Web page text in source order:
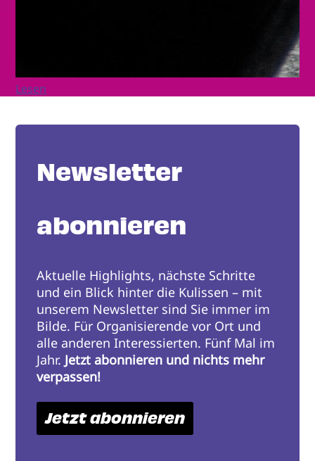
Lesen
Newsletter
abonnieren
Aktuelle Highlights, nächste Schritte
und ein Blick hinter die Kulissen – mit
unserem Newsletter sind Sie immer im
Bilde. Für Organisierende vor Ort und
alle anderen Interessierten. Fünf Mal im
Jahr. Jetzt abonnieren und nichts mehr
verpassen!
Jetzt abonnieren